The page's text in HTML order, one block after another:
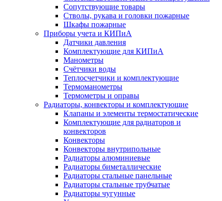
Сопутствующие товары
Стволы, рукава и головки пожарные
Шкафы пожарные
Приборы учета и КИПиА
Датчики давления
Комплектующие для КИПиА
Манометры
Счётчики воды
Теплосчетчики и комплектующие
Термоманометры
Термометры и оправы
Радиаторы, конвекторы и комплектующие
Клапаны и элементы термостатические
Комплектующие для радиаторов и
конвекторов
Конвекторы
Конвекторы внутрипольные
Радиаторы алюминиевые
Радиаторы биметаллические
Радиаторы стальные панельные
Радиаторы стальные трубчатые
Радиаторы чугунные